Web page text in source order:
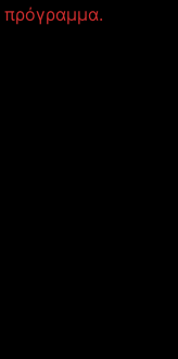
πρόγραμμα.